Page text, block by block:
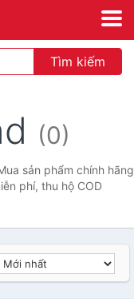
Tìm kiếm
(0)
sản phẩm chính hãng
phí, thu hộ COD